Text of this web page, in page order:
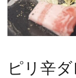
ピリ辛